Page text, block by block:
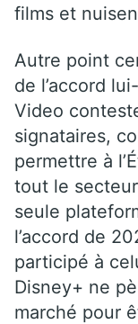
films et
Autre point
de l’accord
Video
signataires,
permettre à
tout le
seule
l’accord de
participé à
Disney+ ne
marché pour